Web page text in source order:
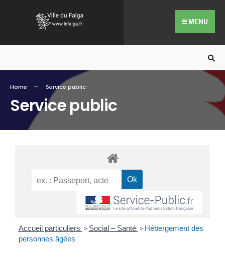
MENU
Home Service public
Service public
Accueil particuliers > Social – Santé > Hébergement des
personnes âgées